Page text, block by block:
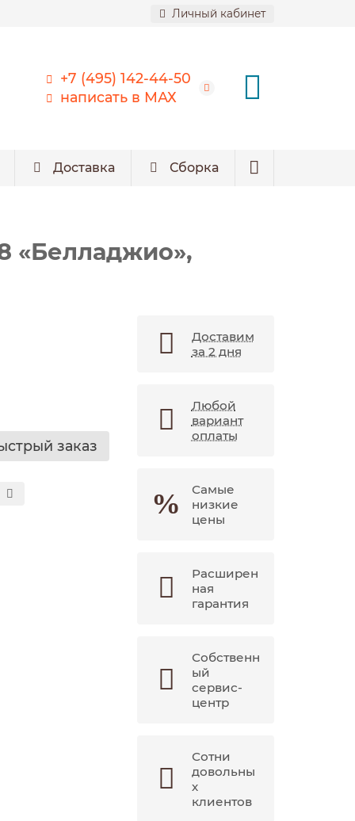
Личный кабинет
+7 (495) 142-44-50
написать в МАХ
Доставка Сборка
«Белладжио»,
заказ
Доставим
за 2 дня
Любой
вариант
оплаты
Самые
низкие
цены
Расширен
ная
гарантия
Собственн
ый
сервис-
центр
Сотни
довольны
х
клиентов